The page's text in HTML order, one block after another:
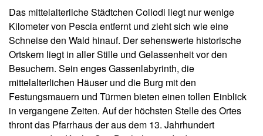
Das mittelalterliche Städtchen Collodi liegt nur wenige
Kilometer von Pescia entfernt und zieht sich wie eine
Schneise den Wald hinauf. Der sehenswerte historische
Ortskern liegt in aller Stille und Gelassenheit vor den
Besuchern. Sein enges Gassenlabyrinth, die
mittelalterlichen Häuser und die Burg mit den
Festungsmauern und Türmen bieten einen tollen Einblick
in vergangene Zeiten. Auf der höchsten Stelle des Ortes
thront das Pfarrhaus der aus dem 13. Jahrhundert